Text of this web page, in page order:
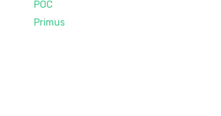
POC
Primus